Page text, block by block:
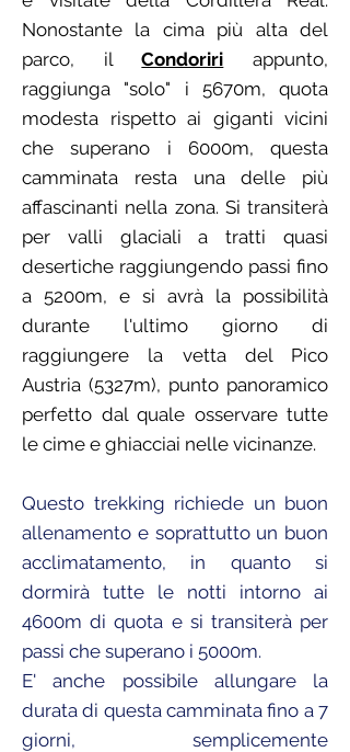
Nonostante la cima più alta del
parco, ilCondoriri
appunto,
raggiunga "solo" i 5670m, quota
modesta rispetto ai giganti vicini
che superano i 6000m, questa
camminata resta una delle più
affascinanti nella zona. Si transiterà
per valli glaciali a tratti quasi
desertiche raggiungendo passi fino
a 5200m, e si avrà la possibilità
durante l'ultimo giorno di
raggiungere la vetta del Pico
Austria (5327m), punto panoramico
perfetto dal quale osservare tutte
le cime e ghiacciai nelle vicinanze.
Questo trekking richiede un buon
allenamento e soprattutto un buon
acclimatamento, in quanto si
dormirà tutte le notti intorno ai
4600m di quota e si transiterà per
passi che superano i 5000m.
E' anche possibile allungare la
durata di questa camminata fino a 7
giorni, semplicemente